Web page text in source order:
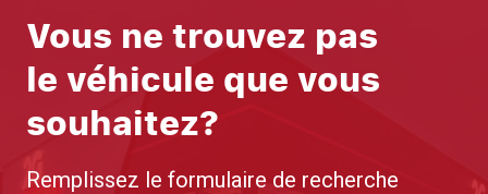
Vous ne trouvez pas
le véhicule que vous
souhaitez?
Remplissez le formulaire de recherche